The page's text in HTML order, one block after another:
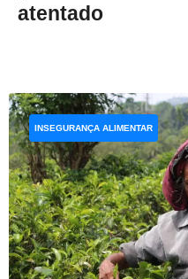
atentado
INSEGURANÇA ALIMENTAR